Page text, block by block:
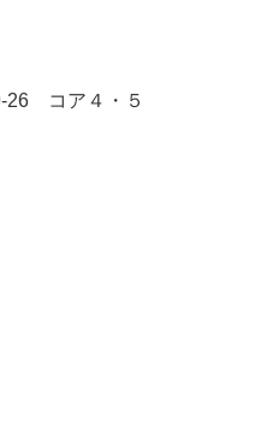
26 コア４・５